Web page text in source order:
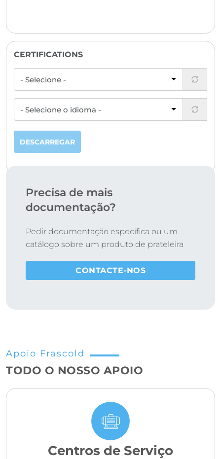
CERTIFICATIONS
DESCARREGAR
Precisa de mais
documentação?
Pedir documentação específica ou um
catálogo sobre um produto de prateleira
CONTACTE-NOS
Apoio Frascold
TODO O NOSSO APOIO
Centros de Serviço